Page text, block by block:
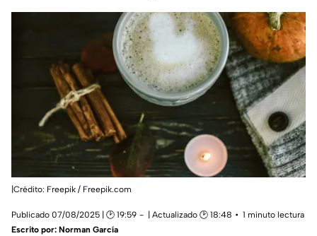
|Crédito: Freepik / Freepik.com
Publicado 07/08/2025 | 🕑 19:59 | Actualizado 🕑 18:48
1 minuto lectura
Escrito por: Norman García